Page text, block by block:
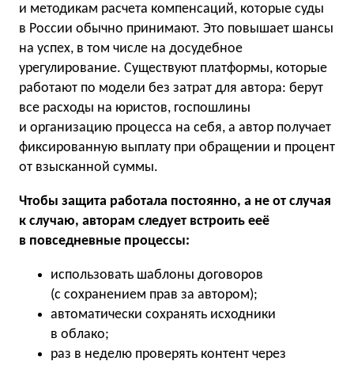
и методикам расчета компенсаций, которые суды
в России обычно принимают. Это повышает шансы
на успех, в том числе на досудебное
урегулирование. Существуют платформы, которые
работают по модели без затрат для автора: берут
все расходы на юристов, госпошлины
и организацию процесса на себя, а автор получает
фиксированную выплату при обращении и процент
от взысканной суммы.
Чтобы защита работала постоянно, а не от случая
к случаю, авторам следует встроить ееё
в повседневные процессы:
использовать шаблоны договоров
(с сохранением прав за автором);
автоматически сохранять исходники
в облако;
раз в неделю проверять контент через